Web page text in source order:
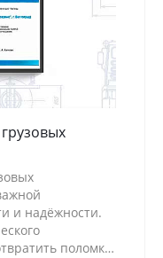
и надёжности.
поломки